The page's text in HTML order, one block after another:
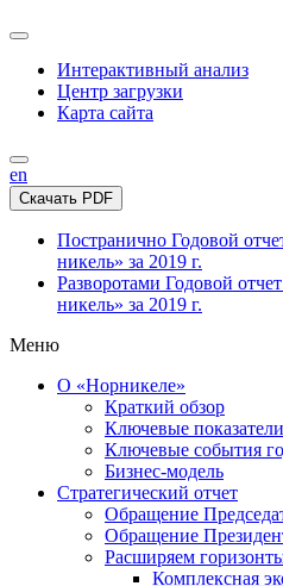
Интерактивный анализ
Центр загрузки
Карта сайта
en
Скачать PDF
Постранично Годовой
никель» за 2019 г.
Разворотами Годовой
никель» за 2019 г.
Меню
О «Норникеле»
Краткий обзор
Ключевые показатели
Ключевые события
Бизнес-модель
Стратегический отчет
Обращение
Обращение
Расширяем
Комплексная